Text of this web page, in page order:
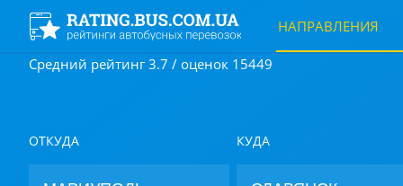
НАПРАВЛЕНИЯ
Средний рейтинг 3.7 / оценок 15449
ОТКУДА КУДА